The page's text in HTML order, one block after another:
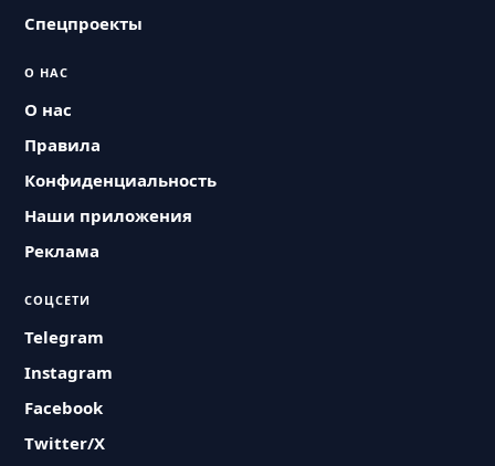
Спецпроекты
О НАС
О нас
Правила
Конфиденциальность
Наши приложения
Реклама
СОЦСЕТИ
Telegram
Instagram
Facebook
Twitter/X